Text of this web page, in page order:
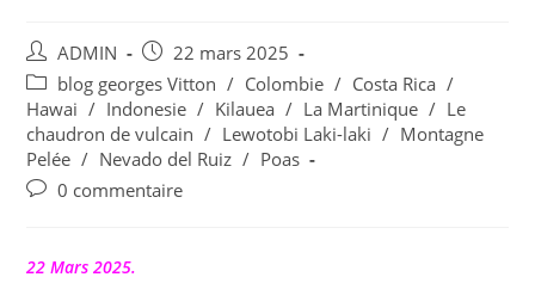
Auteur/autrice
de
la
publication :
ADMIN
Publication
publiée :
22 mars 2025
Post
category:
blog georges Vitton / Colombie / Costa Rica /
Hawai / Indonesie / Kilauea / La Martinique / Le
chaudron de vulcain / Lewotobi Laki-laki / Montagne
Pelée / Nevado del Ruiz / Poas
Commentaires
publication :
0 commentaire
22 Mars 2025.